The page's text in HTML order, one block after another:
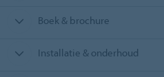
Boek & brochure
Installatie & onderhoud